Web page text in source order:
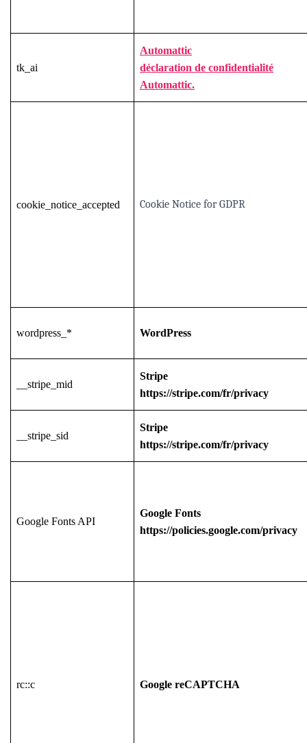
tk_ai
Automattic
déclaration de confidentialité
Automattic.
cookie_notice_accepted Cookie Notice for GDPR
wordpress_* WordPress
__stripe_mid
Stripe
https://stripe.com/fr/privacy
__stripe_sid
Stripe
https://stripe.com/fr/privacy
Google Fonts API
Google Fonts
https://policies.google.com/privacy
rc::c Google reCAPTCHA